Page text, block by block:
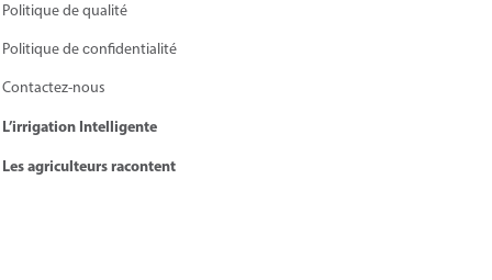
Politique de qualité
Politique de сonfidentialité
Contactez-nous
L’irrigation Intelligente
Les agriculteurs racontent